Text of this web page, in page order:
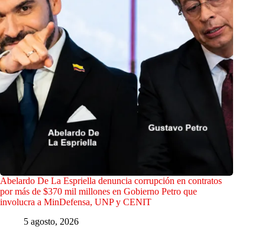
Abelardo De La Espriella denuncia corrupción en contratos
por más de $370 mil millones en Gobierno Petro que
involucra a MinDefensa, UNP y CENIT
5 agosto, 2026